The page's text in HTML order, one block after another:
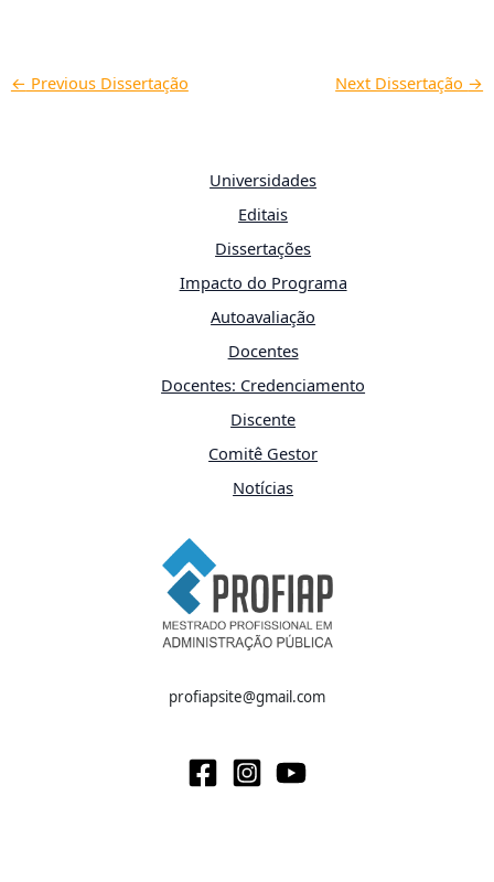
← Previous Dissertação Next Dissertação →
Universidades
Editais
Dissertações
Impacto do Programa
Autoavaliação
Docentes
Docentes: Credenciamento
Discente
Comitê Gestor
Notícias
profiapsite@gmail.com